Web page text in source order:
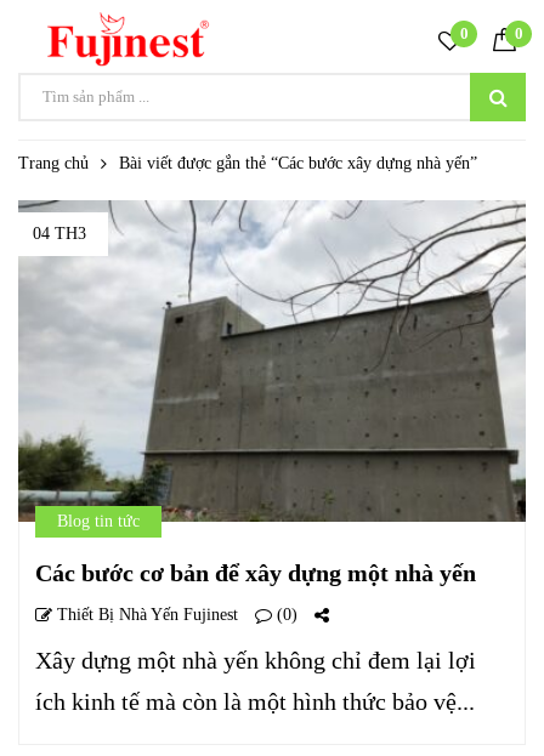
0 0
Trang chủ Bài viết được gắn thẻ “Các bước xây dựng nhà yến”
04 TH3
Blog tin tức
Các bước cơ bản để xây dựng một nhà yến
Thiết Bị Nhà Yến Fujinest (0)
Xây dựng một nhà yến không chỉ đem lại lợi
ích kinh tế mà còn là một hình thức bảo vệ...